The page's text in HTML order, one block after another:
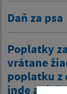
Daň za psa
Poplatky
vrátane
poplatku z
inde a tiež